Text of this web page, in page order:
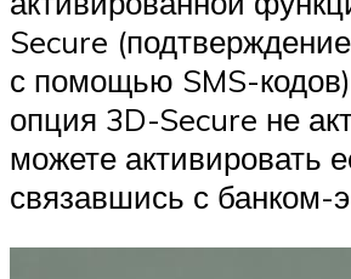
Secure
с помощью SMS-
опция 3D-Secure не
можете активировать
связавшись с банком-